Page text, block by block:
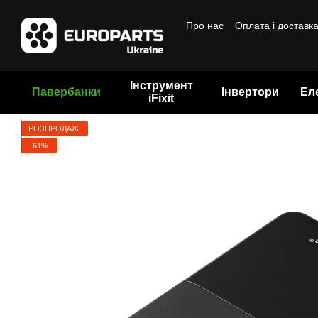
Про нас
Оплата і доставка
Павербанки
Інструмент
iFixit
Інвертори
РОЗПРОДАЖ
−61%